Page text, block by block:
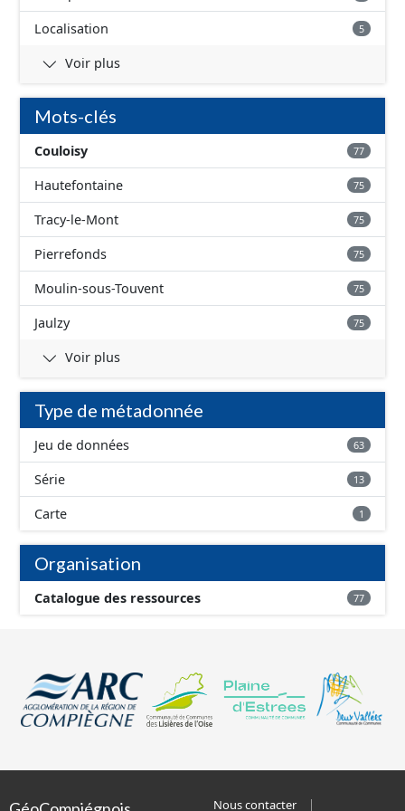
Localisation 5
Voir plus
Mots-clés
Couloisy 77
Hautefontaine 75
Tracy-le-Mont 75
Pierrefonds 75
Moulin-sous-Touvent 75
Jaulzy 75
Voir plus
Type de métadonnée
Jeu de données 63
Série 13
Carte 1
Organisation
Catalogue des ressources 77
Nous contacter